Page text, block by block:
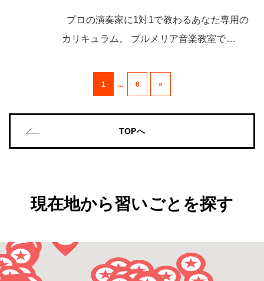
プロの演奏家に1対1で教わるあなた専用の
カリキュラム。 プルメリア音楽教室で…
1 ... 6 »
TOPへ
現在地から習いごとを探す